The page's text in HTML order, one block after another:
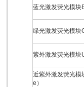
蓝光激发荧光模块
绿光激发荧光模块
紫外激发荧光模块
近紫外激发荧光模
e）